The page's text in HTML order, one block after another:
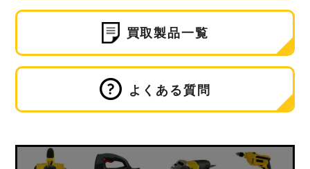
買取製品一覧
よくある質問